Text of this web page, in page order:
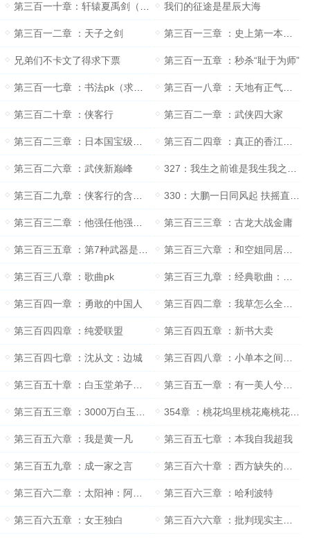
第三百一十章：轩辕夏禹剑（求保底月票） 我们的征途是星辰大海
第三百一二章 ：天子之剑 第三百一三章 ：史上第一本纯爱小说
兄弟们不卡文了得求下票 第三百一五章 ：秒杀“耻于为师”
第三百一七章 ：书法pk（求推荐票） 第三百一八章 ：天地有正气杂然赋流形
第三百二十章 ：侠客行 第三百二一章 ：武侠四大家
第三百二三章 ：日本国宝级音乐人：中田美雪 第三百二四章 ：真正的香江之歌（求月票）
第三百二六章 ：武侠新巅峰 327：我生之前谁是我生我之后我是谁？
第三百二九章 ：侠客行的含金度 330：大鹏一日同风起 扶摇直上九万里
第三百三二章 ：他强任他强清风拂山岗 第三百三三章 ：古龙大战金庸
第三百三五章 ：第7种武器是什么？ 第三百三六章 ：和空姐同居的日子
第三百三八章 ：歌曲pk 第三百三九章 ：经典歌曲：两只老虎
第三百四一章 ：勇敢的中国人 第三百四二章 ：我草怎么全是黄一凡的小说
第三百四四章 ：纯爱联盟 第三百四五章 ：新书大卖
第三百四七章 ：沈从文：边城 第三百四八章 ：小单本之间的较量
第三百五十章 ：白玉堂弟子太嚣张了 第三百五一章 ：有一美人兮见之不忘
第三百五三章 ：3000万白玉堂弟子 354章 ：桃花坞里桃花庵桃花庵下桃花仙
第三百五六章 ：我是黄一凡 第三百五七章 ：本我自我超我
第三百五九章 ：成一家之言 第三百六十章 ：西方缺失的神话
第三百六二章 ：太阳神：阿波罗 第三百六三章 ：哈利波特
第三百六五章 ：女王独白 第三百六六章 ：批判现实主义文学